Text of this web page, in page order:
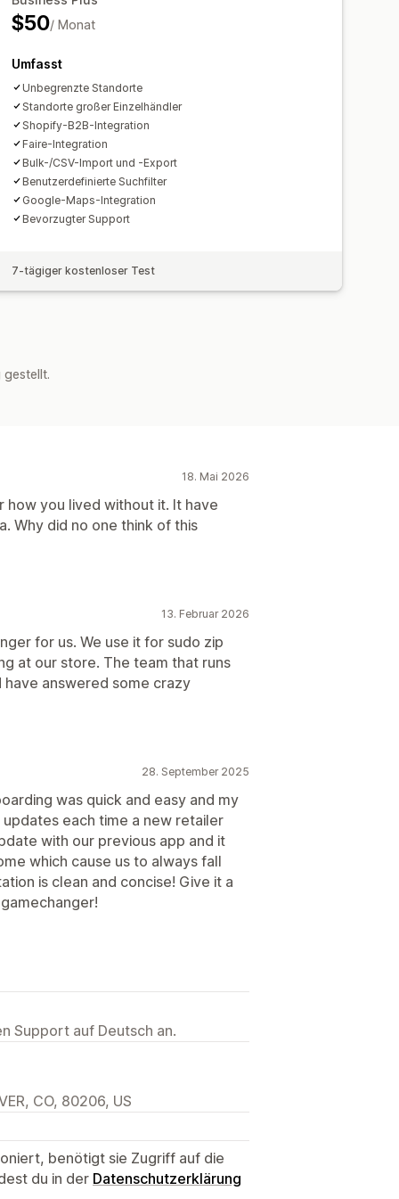
$50/ Monat
Umfasst
Unbegrenzte Standorte
Standorte großer Einzelhändler
Shopify-B2B-Integration
Faire-Integration
Bulk-/CSV-Import und -Export
Benutzerdefinierte Suchfilter
Google-Maps-Integration
Bevorzugter Support
7-tägiger kostenloser Test
gestellt.
18. Mai 2026
how you lived without it. It have
Why did no one think of this
13. Februar 2026
for us. We use it for sudo zip
at our store. The team that runs
answered some crazy
28. September 2025
was quick and easy and my
each time a new retailer
with our previous app and it
which cause us to always fall
is clean and concise! Give it a
Support auf Deutsch an.
CO, 80206, US
benötigt sie Zugriff auf die
du in der Datenschutzerklärung